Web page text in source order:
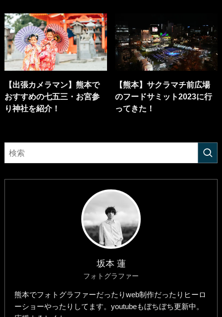
【出張カメラマン】熊本で
おすすめの七五三・お宮参
り神社を紹介！
【熊本】サクラマチ前広場
のフードサミット2023に行
ってきた！
坂本 蓮
フォトグラファー
熊本でフォトグラファーだったりweb制作だったりヒーロ
ーショーやったりしてます。youtubeもぼちぼち更新中。